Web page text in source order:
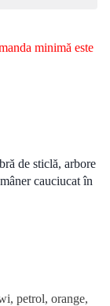
minimă este
de sticlă, arbore
cauciucat în
petrol, orange,